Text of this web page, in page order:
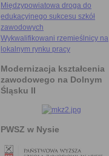
Międzypowiatowa droga do
edukacyjnego sukcesu szkół
zawodowych
Wykwalifikowani rzemieślnicy na
lokalnym rynku pracy
Modernizacja kształcenia
zawodowego na Dolnym
Śląsku II
PWSZ w Nysie